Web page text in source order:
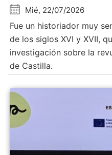
Mié, 22/07/2026
Fue un historiador muy
de los siglos XVI y XVII,
investigación sobre la
de Castilla.